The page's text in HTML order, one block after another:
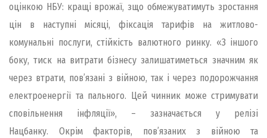
оцінкою НБУ: кращі врожаї, зщо обмежуватимуть зростання
цін в наступні місяці, фіксація тарифів на житлово-
комунальні послуги, стійкість валютного ринку. «З іншого
боку, тиск на витрати бізнесу залишатиметься значним як
через втрати, пов’язані з війною, так і через подорожчання
електроенергії та пального. Цей чинник може стримувати
сповільнення інфляції», – зазначається у релізі
Нацбанку. Окрім факторів, пов’язаних з війною та